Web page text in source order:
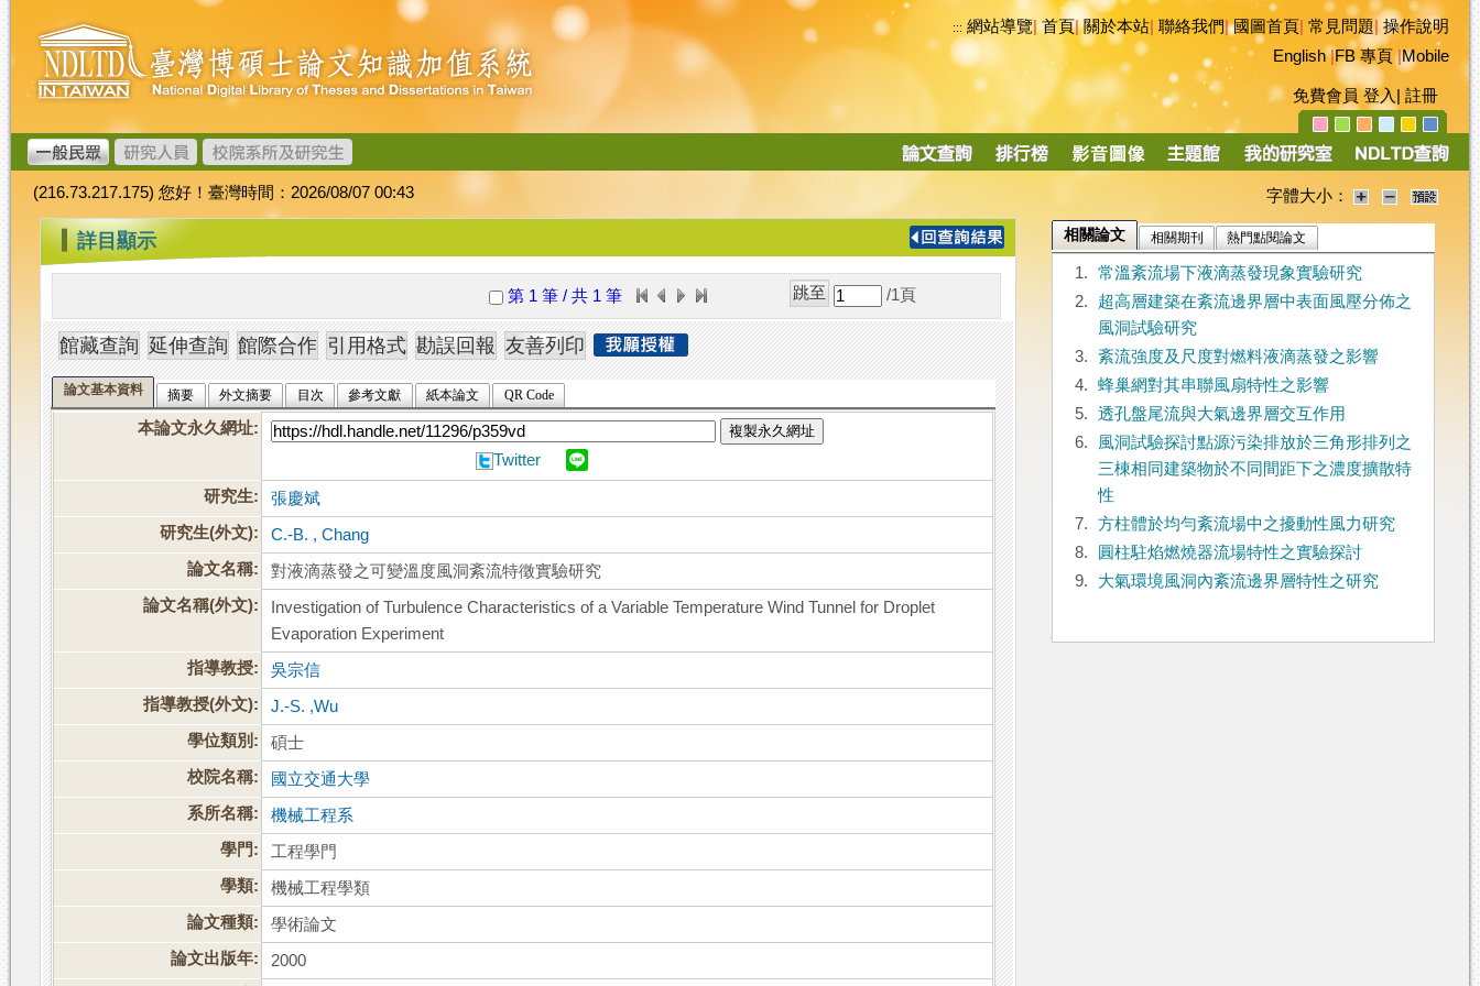
跳
到
主
要
內
容
臺
灣
博
碩
士
論
文
加
值
系
統
::: 網站導覽|首頁|關於本站 聯絡我們|國圖首頁 常見問題|操作說明
English|FB 專頁|Mobile
免費會員 登入 註冊
導
(216.73.217.175) 您好！臺灣時間：2026/08/07 00:43 字體大小：
::: 詳目顯示
第 1 筆 / 共 1 筆 /1 頁
論文基本資料 摘要 外文摘要 目次 參考文獻 紙本論文 QR Code
本論文永久網址: 複製永久網址
Twitter
研究生:
張慶斌
研究生(外文):
C.-B. , Chang
論文名稱:
對液滴蒸發之可變溫度風洞紊流特徵實驗研究
論文名稱(外文):
Investigation of Turbulence Characteristics of a Variable Temperature Wind Tunnel for Droplet
Evaporation Experiment
指導教授:
吳宗信
指導教授(外文):
J.-S. ,Wu
學位類別:
碩士
校院名稱:
國立交通大學
系所名稱:
機械工程系
學門:
工程學門
學類:
機械工程學類
論文種類:
學術論文
論文出版年:
2000
相關論文 相關期刊 熱門點閱論文
1.
常溫紊流場下液滴蒸發現象實驗研究
2.
超高層建築在紊流邊界層中表面風壓分佈之
風洞試驗研究
3.
紊流強度及尺度對燃料液滴蒸發之影響
4.
蜂巢網對其串聯風扇特性之影響
5.
透孔盤尾流與大氣邊界層交互作用
6.
風洞試驗探討點源污染排放於三角形排列之
三棟相同建築物於不同間距下之濃度擴散特
性
7.
方柱體於均勻紊流場中之擾動性風力研究
8.
圓柱駐焰燃燒器流場特性之實驗探討
9.
大氣環境風洞內紊流邊界層特性之研究